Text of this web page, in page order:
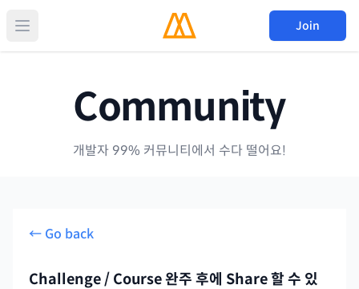
Join
Community
개발자 99% 커뮤니티에서 수다 떨어요!
← Go back
Challenge / Course 완주 후에 Share 할 수 있